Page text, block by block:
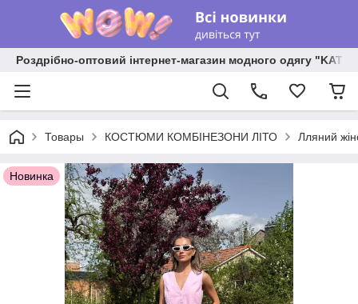
Роздрібно-оптовий інтернет-магазин модного одягу
Товары КОСТЮМИ КОМБІНЕЗОНИ ЛІТО Лляний
Новинка